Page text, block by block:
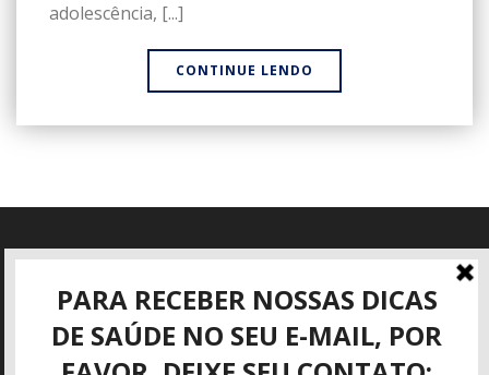
adolescência, [...]
CONTINUE LENDO
Rua José Mattar, 40
São José dos Campos - SP